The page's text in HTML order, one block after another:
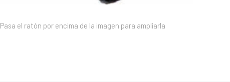
Pasa el ratón por encima de la imagen para ampliarla